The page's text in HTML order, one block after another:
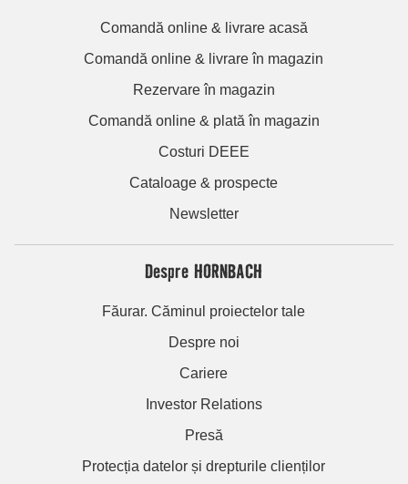
Comandă online & livrare acasă
Comandă online & livrare în magazin
Rezervare în magazin
Comandă online & plată în magazin
Costuri DEEE
Cataloage & prospecte
Newsletter
Despre HORNBACH
Făurar. Căminul proiectelor tale
Despre noi
Cariere
Investor Relations
Presă
Protecția datelor și drepturile clienților